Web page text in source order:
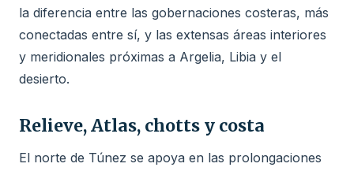
la diferencia entre las gobernaciones costeras, más
conectadas entre sí, y las extensas áreas interiores
y meridionales próximas a Argelia, Libia y el
desierto.
Relieve, Atlas, chotts y costa
El norte de Túnez se apoya en las prolongaciones